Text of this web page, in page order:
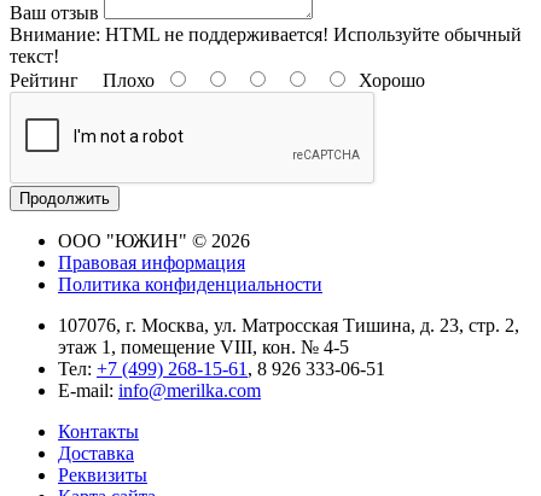
Ваш отзыв
Внимание: HTML не поддерживается! Используйте обычный
текст!
Рейтинг Плохо Хорошо
Продолжить
ООО "ЮЖИН" © 2026
Правовая информация
Политика конфиденциальности
107076, г. Москва, ул. Матросская Тишина, д. 23, стр. 2,
этаж 1, помещение VIII, кон. № 4-5
Тел: +7 (499) 268-15-61 , 8 926 333-06-51
E-mail: info@merilka.com
Контакты
Доставка
Реквизиты